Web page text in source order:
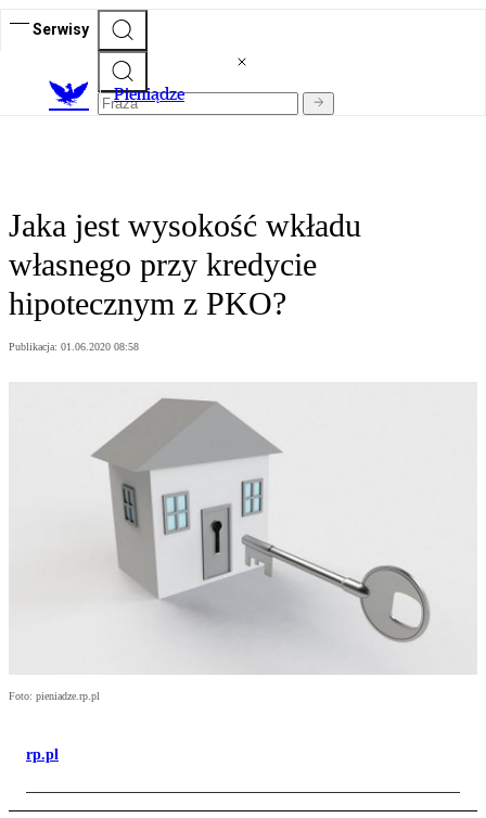
Serwisy
Pieniądze
Jaka jest wysokość wkładu
własnego przy kredycie
hipotecznym z PKO?
Publikacja: 01.06.2020 08:58
Foto: pieniadze.rp.pl
rp.pl